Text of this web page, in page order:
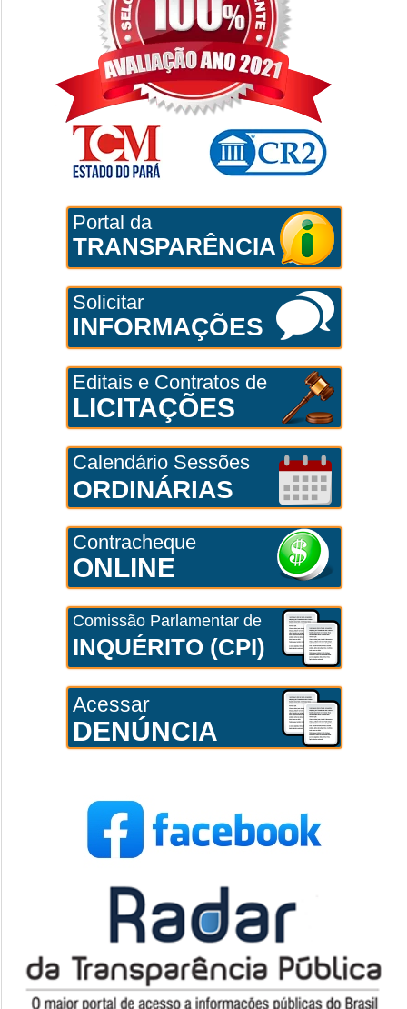
Portal da
TRANSPARÊNCIA
Solicitar
INFORMAÇÕES
Editais e Contratos de
LICITAÇÕES
Calendário Sessões
ORDINÁRIAS
Contracheque
ONLINE
Comissão Parlamentar de
INQUÉRITO (CPI)
Acessar
DENÚNCIA